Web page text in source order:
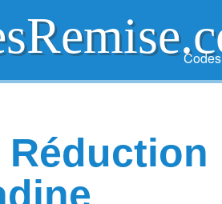
Réduction